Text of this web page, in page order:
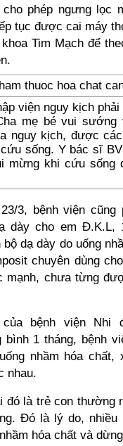
phép ngưng lọc
tục được cai máy
Tim Mạch để
viện nguy kịch
mẹ bé vui sướng
nguy kịch, được
sống. Y bác sĩ
mừng khi cứu sống
3, bệnh viện cũng
dày cho em Đ.K.L,
bộ dạ dày do uống
chuyên dùng
mạnh, chưa từng
bệnh viện Nhi
bình 1 tháng, bệnh
nhầm hóa chất,
nhau.
đó là trẻ con thường
Đó là lý do, nhiều
hóa chất và